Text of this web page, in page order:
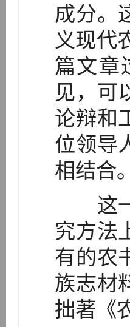
成分。
义现代
篇文章
见，可
论辩和
位领导
相结合。
这一
究方法
有的农
族志材
拙著《